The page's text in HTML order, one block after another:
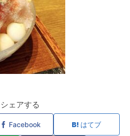
シェアする
Facebook はてブ